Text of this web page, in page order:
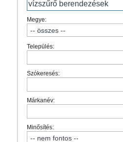
Megye:
Település:
Szókeresés:
Márkanév:
Minősítés: